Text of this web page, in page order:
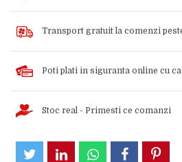
Transport gratuit la comenzi
Poti plati in siguranta online cu
Stoc real - Primesti ce comanzi